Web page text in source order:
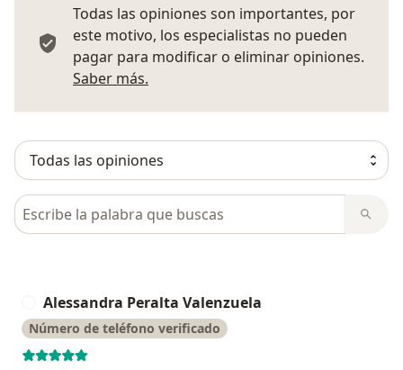
Todas las opiniones son importantes, por
este motivo, los especialistas no pueden
pagar para modificar o eliminar opiniones.
Saber más.
Busca en opiniones
Alessandra Peralta Valenzuela
Número de teléfono verificado